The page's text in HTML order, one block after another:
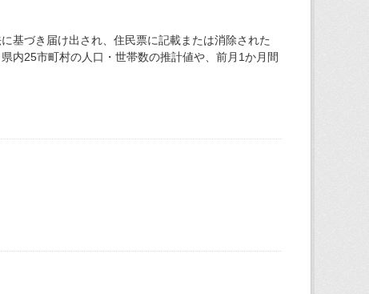
基づき届け出され、住民票に記載または消除された
内25市町村の人口・世帯数の推計値や、前月1か月間